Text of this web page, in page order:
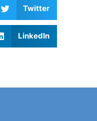
Twitter
LinkedIn